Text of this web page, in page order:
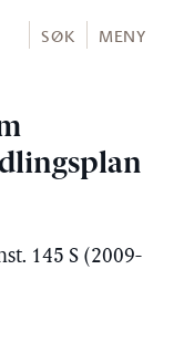
SØK MENY
145 S (2009-